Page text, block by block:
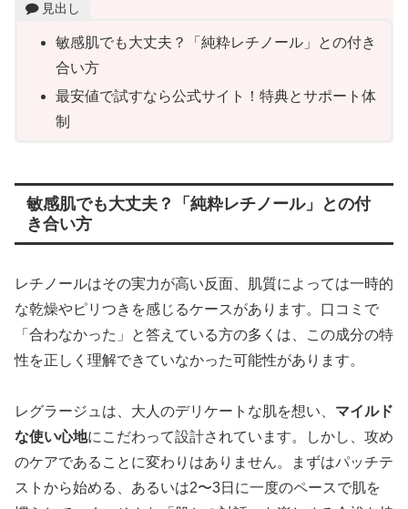
見出し
敏感肌でも大丈夫？「純粋レチノール」との付き
合い方
最安値で試すなら公式サイト！特典とサポート体
制
敏感肌でも大丈夫？「純粋レチノール」との付
き合い方
レチノールはその実力が高い反面、肌質によっては一時的
な乾燥やピリつきを感じるケースがあります。口コミで
「合わなかった」と答えている方の多くは、この成分の特
性を正しく理解できていなかった可能性があります。
レグラージュは、大人のデリケートな肌を想い、 マイルド
な使い心地にこだわって設計されています。しかし、攻め
のケアであることに変わりはありません。まずはパッチテ
ストから始める、あるいは2〜3日に一度のペースで肌を